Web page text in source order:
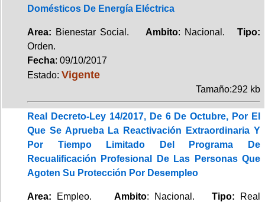
Domésticos De Energía Eléctrica
Area: Bienestar Social. Ambito: Nacional. Tipo:
Orden.
Fecha: 09/10/2017
Estado: Vigente
Tamaño:292 kb
Real Decreto-Ley 14/2017, De 6 De Octubre, Por El
Que Se Aprueba La Reactivación Extraordinaria Y
Por Tiempo Limitado Del Programa De
Recualificación Profesional De Las Personas Que
Agoten Su Protección Por Desempleo
Area: Empleo. Ambito: Nacional. Tipo:
Real